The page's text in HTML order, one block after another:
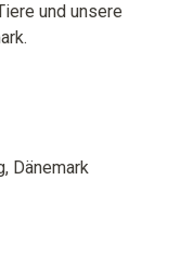
und unsere
Dänemark